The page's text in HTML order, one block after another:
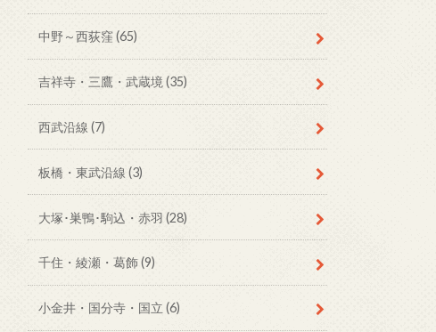
中野～西荻窪 (65)
吉祥寺・三鷹・武蔵境 (35)
西武沿線 (7)
板橋・東武沿線 (3)
大塚･巣鴨･駒込・赤羽 (28)
千住・綾瀬・葛飾(9)
小金井・国分寺・国立 (6)